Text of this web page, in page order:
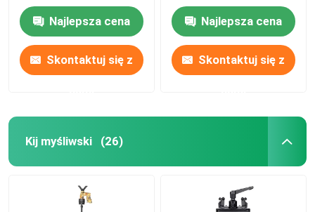
Wielofunkcyjny wspornik
Przenośny stojak
Najlepsza cena
Skontaktuj się z
Najlepsza cena
Skontaktuj się z
Kij myśliwski (26)